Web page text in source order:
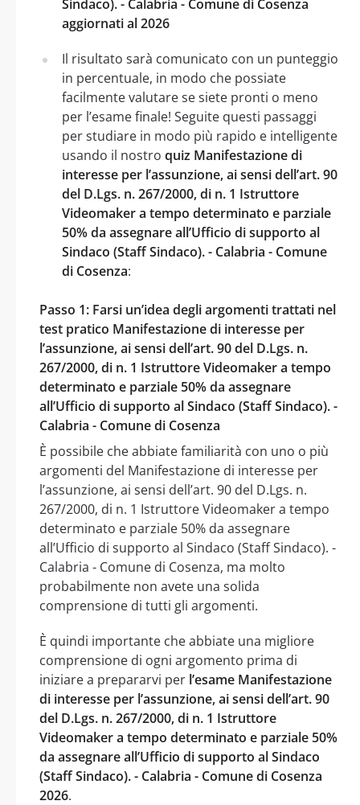
Sindaco). - Calabria - Comune di Cosenza
aggiornati al 2026
Il risultato sarà comunicato con un punteggio
in percentuale, in modo che possiate
facilmente valutare se siete pronti o meno
per l’esame finale! Seguite questi passaggi
per studiare in modo più rapido e intelligente
usando il nostro quiz Manifestazione di
interesse per l’assunzione, ai sensi dell’art. 90
del D.Lgs. n. 267/2000, di n. 1 Istruttore
Videomaker a tempo determinato e parziale
50% da assegnare all’Ufficio di supporto al
Sindaco (Staff Sindaco). - Calabria - Comune
di Cosenza:
Passo 1: Farsi un’idea degli argomenti trattati nel
test pratico Manifestazione di interesse per
l’assunzione, ai sensi dell’art. 90 del D.Lgs. n.
267/2000, di n. 1 Istruttore Videomaker a tempo
determinato e parziale 50% da assegnare
all’Ufficio di supporto al Sindaco (Staff Sindaco). -
Calabria - Comune di Cosenza
È possibile che abbiate familiarità con uno o più
argomenti del Manifestazione di interesse per
l’assunzione, ai sensi dell’art. 90 del D.Lgs. n.
267/2000, di n. 1 Istruttore Videomaker a tempo
determinato e parziale 50% da assegnare
all’Ufficio di supporto al Sindaco (Staff Sindaco). -
Calabria - Comune di Cosenza, ma molto
probabilmente non avete una solida
comprensione di tutti gli argomenti.
È quindi importante che abbiate una migliore
comprensione di ogni argomento prima di
iniziare a prepararvi per l’esame Manifestazione
di interesse per l’assunzione, ai sensi dell’art. 90
del D.Lgs. n. 267/2000, di n. 1 Istruttore
Videomaker a tempo determinato e parziale 50%
da assegnare all’Ufficio di supporto al Sindaco
(Staff Sindaco). - Calabria - Comune di Cosenza
2026.